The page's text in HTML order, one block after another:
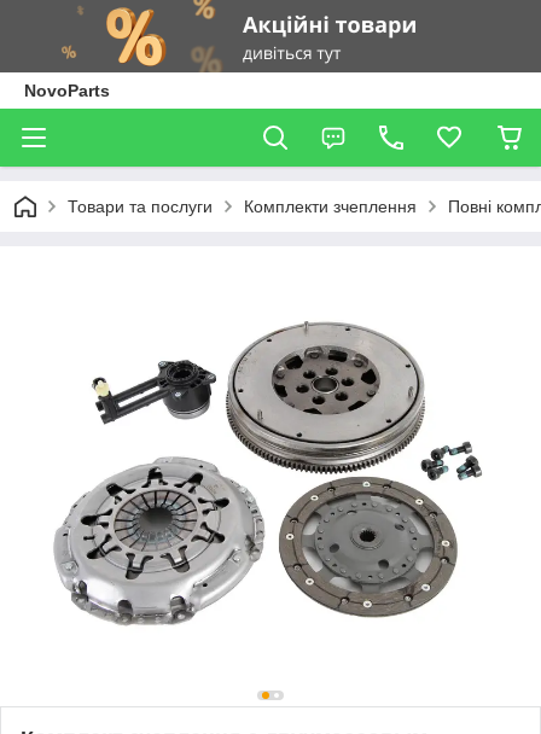
NovoParts
Товари та послуги Комплекти зчеплення Повні